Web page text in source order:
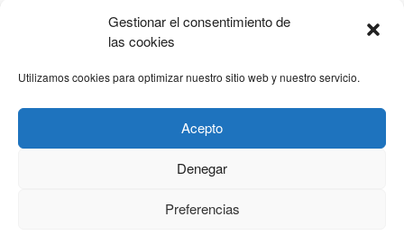
Gestionar el consentimiento de
las cookies
Utilizamos cookies para optimizar nuestro sitio web y nuestro servicio.
Acepto
Denegar
Preferencias
juegos de agua, cubiertaspara proteger de la
suciedad y mantener la temperatura,
Una buena elección: construir
piscinas con cloración salina en
Salamanca
instalar un equipo de cloración salina